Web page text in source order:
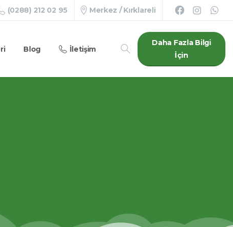
(0288) 212 02 95 Merkez / Kırklareli
Blog İletişim
Daha Fazla Bilgi
İçin